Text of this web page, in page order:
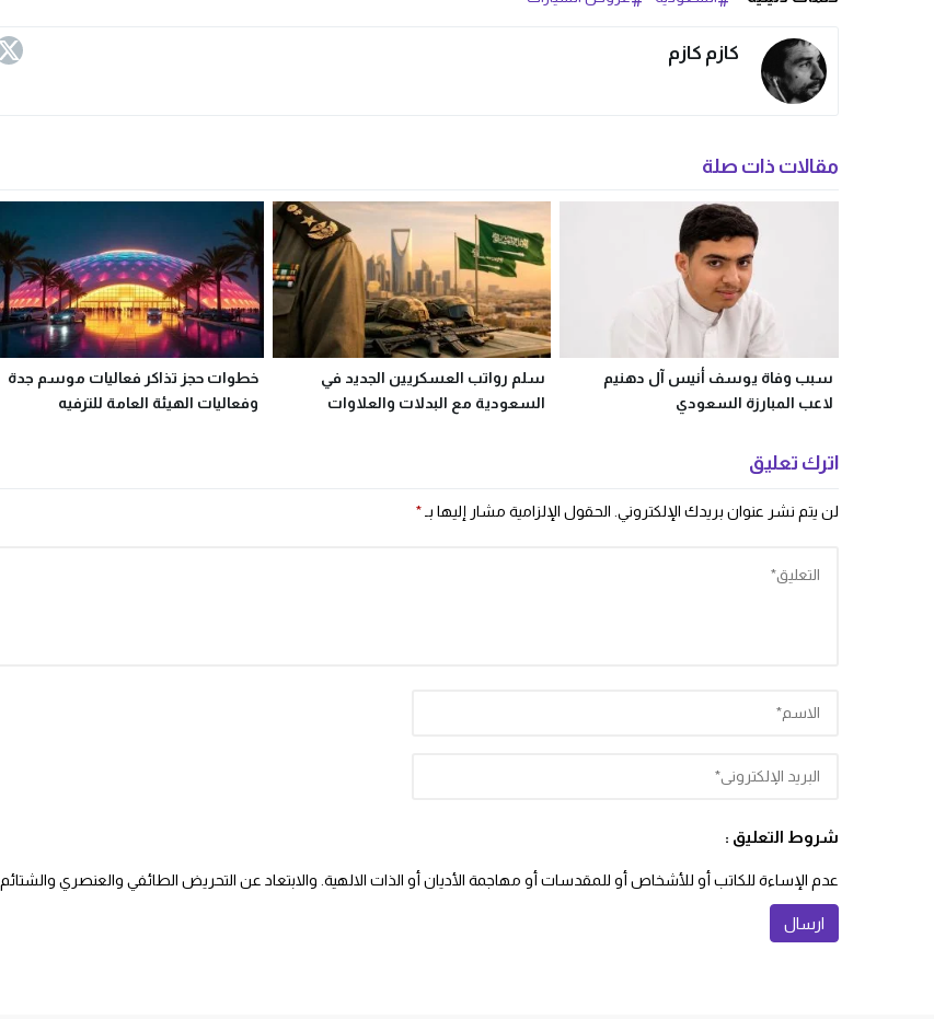
كازم كازم
مقالات ذات صلة
سبب وفاة يوسف أنيس آل دهنيم
لاعب المبارزة السعودي
سلم رواتب العسكريين الجديد في
السعودية مع البدلات والعلاوات
خطوات حجز تذاكر فعاليات موسم جدة
وفعاليات الهيئة العامة للترفيه
اترك تعليق
لن يتم نشر عنوان بريدك الإلكتروني. الحقول الإلزامية مشار إليها بـ *
شروط التعليق :
عدم الإساءة للكاتب أو للأشخاص أو للمقدسات أو مهاجمة الأديان أو الذات الالهية. والابتعاد عن التحريض الطائفي والعنصري والشتائم.